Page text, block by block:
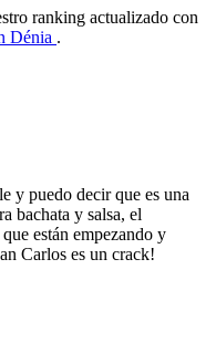
ranking actualizado con
Dénia .
y puedo decir que es una
bachata y salsa, el
están empezando y
Carlos es un crack!